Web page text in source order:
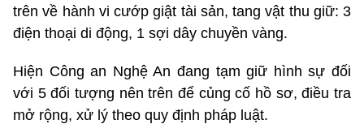
trên về hành vi cướp giật tài sản, tang vật thu giữ: 3
điện thoại di động, 1 sợi dây chuyền vàng.
Hiện Công an Nghệ An đang tạm giữ hình sự đối
với 5 đối tượng nên trên để củng cố hồ sơ, điều tra
mở rộng, xử lý theo quy định pháp luật.